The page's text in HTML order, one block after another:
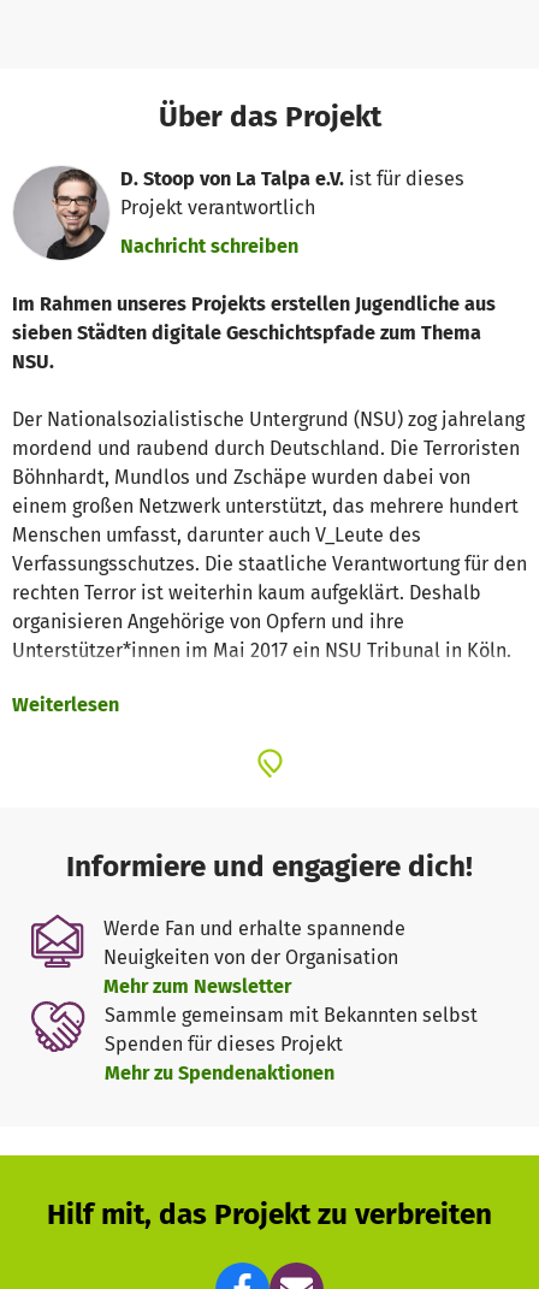
Über das Projekt
D. Stoop von La Talpa e.V. ist für dieses
Projekt verantwortlich
Nachricht schreiben
Im Rahmen unseres Projekts erstellen Jugendliche aus
sieben Städten digitale Geschichtspfade zum Thema
NSU.
Der Nationalsozialistische Untergrund (NSU) zog jahrelang
mordend und raubend durch Deutschland. Die Terroristen
Böhnhardt, Mundlos und Zschäpe wurden dabei von
einem großen Netzwerk unterstützt, das mehrere hundert
Menschen umfasst, darunter auch V_Leute des
Verfassungsschutzes. Die staatliche Verantwortung für den
rechten Terror ist weiterhin kaum aufgeklärt. Deshalb
organisieren Angehörige von Opfern und ihre
Unterstützer*innen im Mai 2017 ein NSU Tribunal in Köln.
In unserem pädagogischen Projekt bringen wir
Die Jugendlichen erarbeiten digitale
veröffentlicht.
Ein Höhepunkt des Projekts ist die Fahrt zum NSU
Tribunal nach Köln, wo die Jugendlichen Interviews mit
Aktivist*innen, Anwält*innen und anderen Expert*innen
führen werden.
Als kleiner geminnütziger Verein sind wir für die
Umsetzung des Projekts auf Spenden angewiesen.
Jeder Beitrag zählt!
Weiterlesen
Informiere und engagiere dich!
Werde Fan und erhalte spannende
Neuigkeiten von der Organisation
Mehr zum Newsletter
Sammle gemeinsam mit Bekannten selbst
Spenden für dieses Projekt
Mehr zu Spendenaktionen
Hilf mit, das Projekt zu verbreiten